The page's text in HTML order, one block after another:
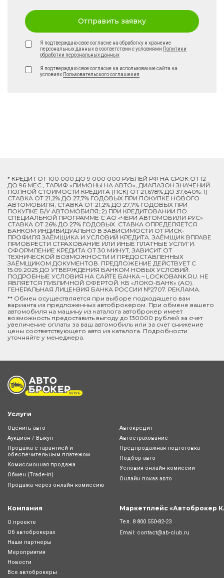
Отправить заявку
Я подтверждаю свое согласие на обработку и хранение
персональных данных в соответствии с условиями Политики
обработки персональных данных
Я подтверждаю свое согласие на использование сайта на
условиях Пользовательского соглашения
* КРЕДИТ ОТ 100 000 ДО 9 000 000 РУБЛЕЙ РФ НА СРОК ОТ 12
ДО 96 МЕС., ТАРИФ «ЛИМОНЫ НА АВТО», ДИАПАЗОН ЗНАЧЕНИЙ
ПОЛНОЙ СТОИМОСТИ КРЕДИТА (ПСК) ОТ 21,678% ДО 37,640%: 1)
СТАВКА ОТ 21,2% ДО 27,7% ГОДОВЫХ ПРИ ПОКУПКЕ НОВОГО
АВТОМОБИЛЯ; СТАВКА ОТ 21,2% ДО 27,7% ГОДОВЫХ ПРИ
ПОКУПКЕ Б/У АВТОМОБИЛЯ; 2) ПРИ КРЕДИТОВАНИИ ПО
СПЕЦИАЛЬНОЙ ПРОГРАММЕ C АО «ЧЕРИ АВТОМОБИЛИ РУС»
СТАВКА ОТ 26% ДО 27% ГОДОВЫХ. СТАВКА ОПРЕДЕЛЯЕТСЯ
БАНКОМ ИНДИВИДУАЛЬНО В ЗАВИСИМОСТИ ОТ РИСК-
ПРОФИЛЯ ЗАЁМЩИКА И УСЛОВИЙ КРЕДИТА. ЗАЁМЩИК ВПРАВЕ
ПРИОБРЕСТИ СТРАХОВАНИЕ ИЛИ ИНЫЕ ПЛАТНЫЕ УСЛУГИ.
ОФОРМЛЕНИЕ КРЕДИТА ОТ 30 МИНУТ, ЗАВИСИТ ОТ
ТЕХНИЧЕСКОЙ ВОЗМОЖНОСТИ И ПРЕДОСТАВЛЕННЫХ
ЗАЁМЩИКОМ ДОКУМЕНТОВ. ПРЕДЛОЖЕНИЕ ДЕЙСТВУЕТ С
15.09.2025 ДО УТВЕРЖДЕНИЯ БАНКОМ НОВЫХ УСЛОВИЙ.
ПОДРОБНЫЕ УСЛОВИЯ НА САЙТЕ БАНКА – LOCKOBANK.RU. НЕ
ЯВЛЯЕТСЯ ПУБЛИЧНОЙ ОФЕРТОЙ. КБ «ЛОКО-БАНК» (АО).
ГЕНЕРАЛЬНАЯ ЛИЦЕНЗИЯ БАНКА РОССИИ №2707. РЕКЛАМА.
** Обмен осуществляется при выборе подходящего вам
варианта из предложенных автоброкером. При обмене вашего
автомобиля на машину из каталога автоброкер имеет
возможность предоставить выгоду до 130000 рублей за счет
увеличение оплаты за ваш автомобиль или за счет снижение
цены соответствующего авто из каталога. Подробности
уточняйте у менеджера.
Услуги
Оценить авто
Аукцион / Выкуп
Продажа с гарантией и
обеспечительным платежом
Комиссионная продажа
Обмен (Trade-in)
Продажа через онлайн комиссию
Автокредит
Автострахование
Предпродажная подготовка
Подбор авто
Условия онлайн-комиcсии
Онлайн показ авто
Компания
О проекте
Об автоброкерах
Наши партнеры
Мероприятия
Новости
Все автоброкеры
Маркетплейс «Автоброкер
Тел. 8 800 550-82-23
Email: contact@ab-club.ru